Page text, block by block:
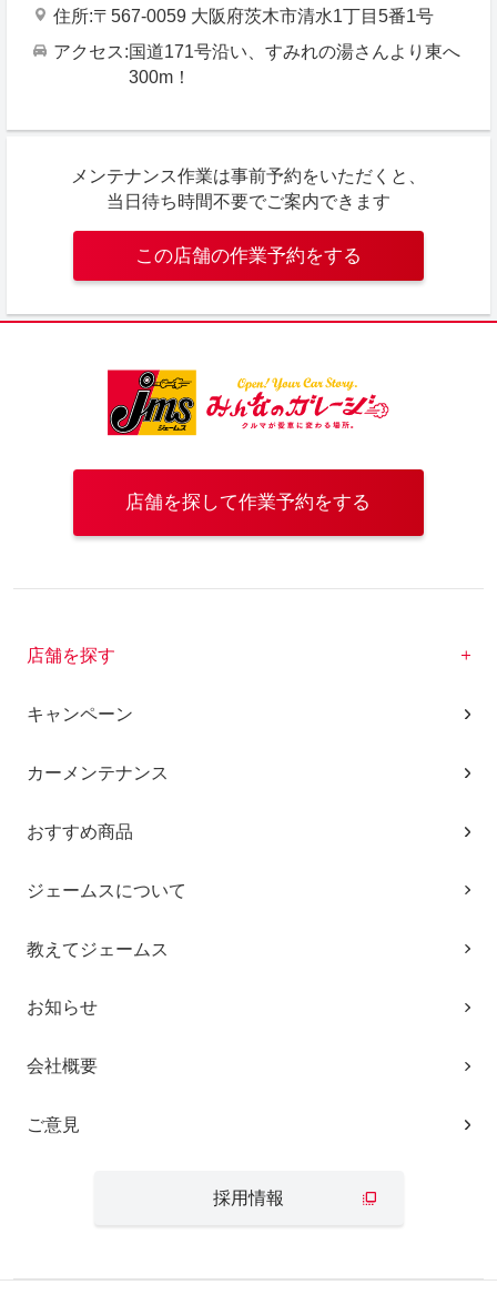
住所 〒567-0059 大阪府茨木市清水1丁目5番1号
アクセス 国道171号沿い、すみれの湯さんより東へ
300m！
メンテナンス作業は事前予約をいただくと、
当日待ち時間不要でご案内できます
この店舗の作業予約をする
店舗を探して作業予約をする
店舗を探す
キャンペーン
カーメンテナンス
おすすめ商品
ジェームスについて
教えてジェームス
お知らせ
会社概要
ご意見
採用情報